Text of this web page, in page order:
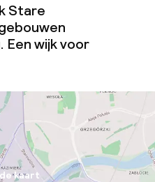
Grote
Stare
wijk voor
kaart